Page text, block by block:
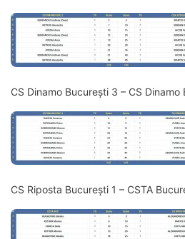
CS Dinamo București 3 – CS
CS Riposta București 1 – CSTA